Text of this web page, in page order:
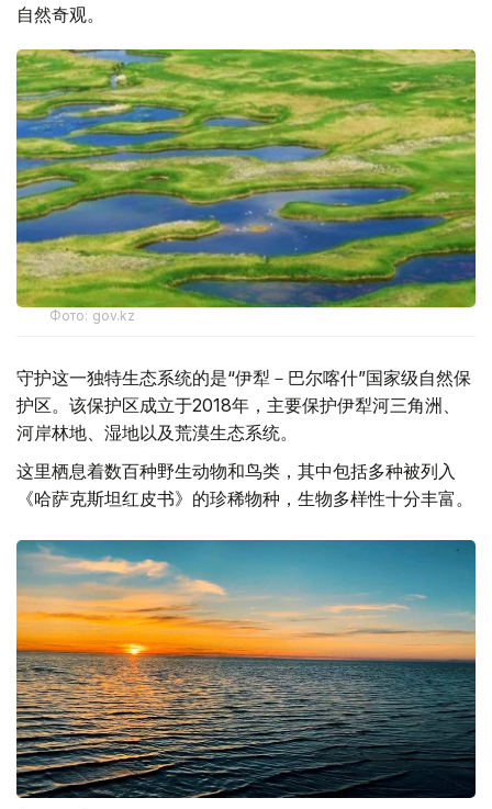
自然奇观。
Фото: gov.kz
守护这一独特生态系统的是“伊犁－巴尔喀什”国家级自然保
护区。该保护区成立于2018年，主要保护伊犁河三角洲、
河岸林地、湿地以及荒漠生态系统。
这里栖息着数百种野生动物和鸟类，其中包括多种被列入
《哈萨克斯坦红皮书》的珍稀物种，生物多样性十分丰富。